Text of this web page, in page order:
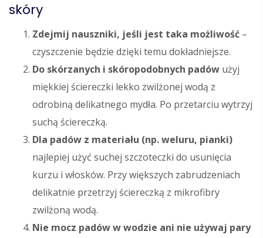
skóry
Zdejmij nauszniki, jeśli jest taka możliwość –
czyszczenie będzie dzięki temu dokładniejsze.
Do skórzanych i skóropodobnych padów użyj
miękkiej ściereczki lekko zwilżonej wodą z
odrobiną delikatnego mydła. Po przetarciu wytrzyj
suchą ściereczką.
Dla padów z materiału (np. weluru, pianki)
najlepiej użyć suchej szczoteczki do usunięcia
kurzu i włosków. Przy większych zabrudzeniach
delikatnie przetrzyj ściereczką z mikrofibry
zwilżoną wodą.
Nie mocz padów w wodzie ani nie używaj pary